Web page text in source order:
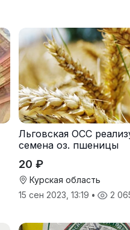
Льговская ОСС
семена оз. пшеницы
20 ₽
Курская область
15 сен 2023, 13:19 • 2